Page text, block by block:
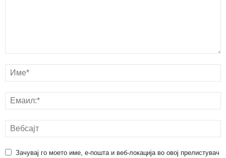
Зачувај го моето име, е-пошта и веб-локација во овој прелистувач